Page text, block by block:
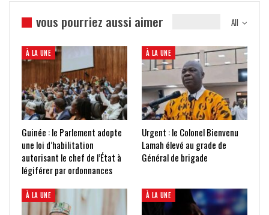
All
vous pourriez aussi aimer
À LA UNE
Guinée : le Parlement adopte
une loi d’habilitation
autorisant le chef de l’État à
légiférer par ordonnances
À LA UNE
Urgent : le Colonel Bienvenu
Lamah élevé au grade de
Général de brigade
À LA UNE À LA UNE